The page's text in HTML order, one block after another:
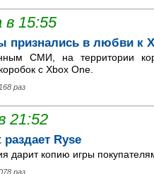
в 15:55
признались в любви к
СМИ, на территории
с Xbox One.
раз
21:52
Ryse
дарит копию игры
раз